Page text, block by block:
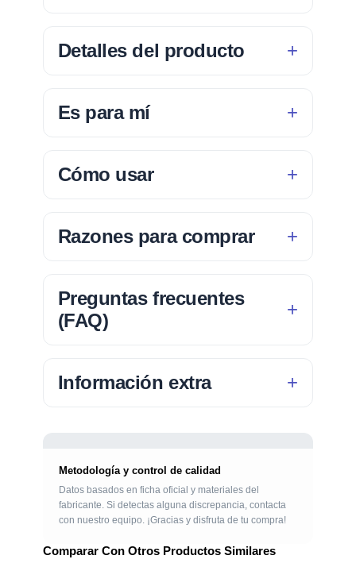
Detalles del producto
Es para mí
Cómo usar
Razones para comprar
Preguntas frecuentes
(FAQ)
Información extra
Metodología y control de calidad
Datos basados en ficha oficial y materiales del
fabricante. Si detectas alguna discrepancia, contacta
con nuestro equipo. ¡Gracias y disfruta de tu compra!
Comparar Con Otros Productos Similares